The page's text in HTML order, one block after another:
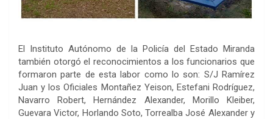
El Instituto Autónomo de la Policía del Estado Miranda
también otorgó el reconocimientos a los funcionarios que
formaron parte de esta labor como lo son: S/J Ramírez
Juan y los Oficiales Montañez Yeison, Estefani Rodríguez,
Navarro Robert, Hernández Alexander, Morillo Kleiber,
Guevara Victor, Horlando Soto, Torrealba José Alexander y